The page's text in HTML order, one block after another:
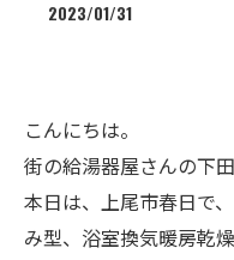
2023/01/31
こんにちは。
街の給湯器屋さんの下田
本日は、上尾市春日で
み型、浴室換気暖房乾